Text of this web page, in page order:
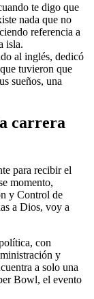
te digo que
nada que no
referencia a
isla.
al inglés, dedicó
tuvieron que
sueños, una
carrera
para recibir el
momento,
y Control de
a Dios, voy a
con
y
a solo una
Bowl, el evento